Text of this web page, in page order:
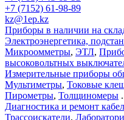
+7 (7152) 61-98-89
kz@1ep.kz
Приборы в наличии на
Электроэнергетика,
Микроомметры, ЭТЛ,
высоковольтных
Измерительные приборы
Мультиметры, Токовые
Пирометры, Толщиномеры
Диагностика и ремонт
Трассоискатели,